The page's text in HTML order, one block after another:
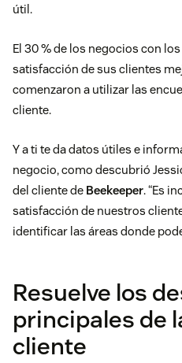
útil.
El 30 % de los negocios con
satisfacción de sus clientes
comenzaron a utilizar las
cliente.
Y a ti te da datos útiles e
negocio, como descubrió
del cliente de Beekeeper. “Es
satisfacción de nuestros
identificar las áreas donde
Resuelve los
principales de
cliente